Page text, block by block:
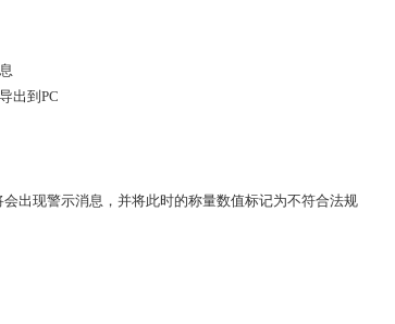
出到PC
出现警示消息，并将此时的称量数值标记为不符合法规